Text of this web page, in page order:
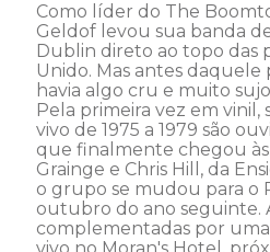
Como líder do The
Geldof levou sua banda
Dublin direto ao topo das
Unido. Mas antes
havia algo cru e muito
Pela primeira vez em vinil,
vivo de 1975 a 1979 são
que finalmente chegou às
Grainge e Chris Hill, da
o grupo se mudou para o
outubro do ano seguinte.
complementadas por